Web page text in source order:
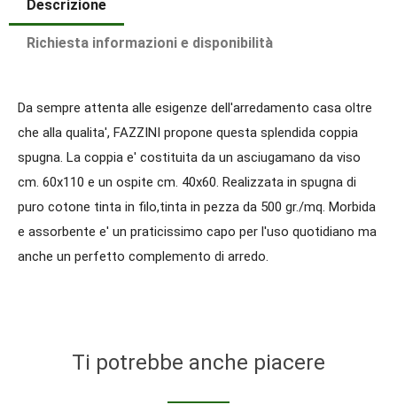
Descrizione
Richiesta informazioni e disponibilità
Da sempre attenta alle esigenze dell'arredamento casa oltre
che alla qualita', FAZZINI propone questa splendida coppia
spugna. La coppia e' costituita da un asciugamano da viso
cm. 60x110 e un ospite cm. 40x60. Realizzata in spugna di
puro cotone tinta in filo,tinta in pezza da 500 gr./mq. Morbida
e assorbente e' un praticissimo capo per l'uso quotidiano ma
anche un perfetto complemento di arredo.
Ti potrebbe anche piacere